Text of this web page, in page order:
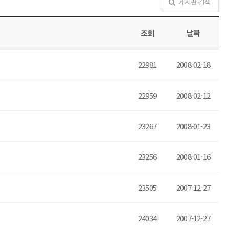
조회 날짜
22981 2008-02-18
22959 2008-02-12
23267 2008-01-23
23256 2008-01-16
23505 2007-12-27
24034 2007-12-27